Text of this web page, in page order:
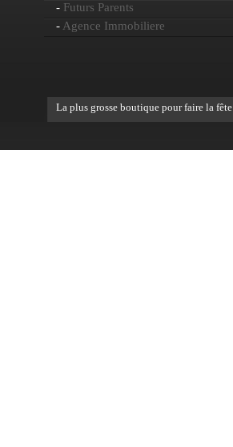
- Futurs Parents
- Agence Immobiliere
La plus grosse boutique pour faire la fête